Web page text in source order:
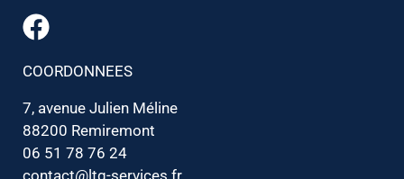
COORDONNEES
7, avenue Julien Méline
88200 Remiremont
06 51 78 76 24